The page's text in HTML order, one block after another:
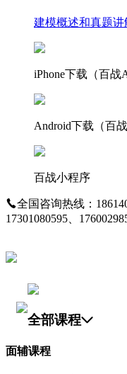
建模概述和真题
iPhone下载（百战
Android下载（百
百战小程序
全国咨询热线：
17301080595、
全部课程
面辅课程